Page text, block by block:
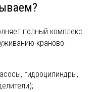
полный комплекс
краново-
гидроцилиндры,